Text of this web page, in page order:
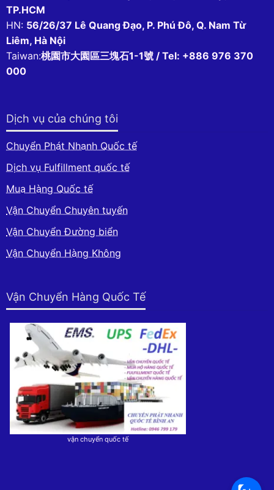
TP.HCM
HN: 56/26/37 Lê Quang Đạo, P. Phú Đô, Q. Nam Từ
Liêm, Hà Nội
Taiwan:桃園市大園區三塊石1-1號 / Tel: +886 976 370
000
Dịch vụ của chúng tôi
Chuyển Phát Nhanh Quốc tế
Dịch vụ Fulfillment quốc tế
Mua Hàng Quốc tế
Vận Chuyển Chuyên tuyến
Vận Chuyển Đường biển
Vận Chuyển Hàng Không
Vận Chuyển Hàng Quốc Tế
vận chuyển quốc tế